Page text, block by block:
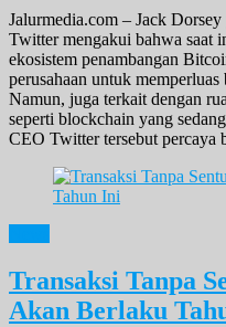
Jalurmedia.com – Jack
Twitter mengakui bahwa saat
ekosistem penambangan
perusahaan untuk
Namun, juga terkait dengan
seperti blockchain yang
CEO Twitter tersebut
Transaksi Tanpa
Akan Berlaku